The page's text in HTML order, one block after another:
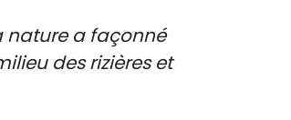
nature a façonné
des rizières et